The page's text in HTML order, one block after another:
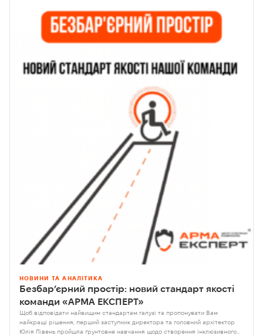
НОВИНИ ТА АНАЛІТИКА
Безбар’єрний простір: новий стандарт якості
команди «АРМА ЕКСПЕРТ»
Щоб відповідати найвищим стандартам галузі та пропонувати Вам
найкращі рішення, перший заступник директора та головний архітектор
Юлія Півень пройшла ґрунтовне навчання щодо створення інклюзивного